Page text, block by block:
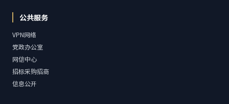
公共服务
VPN网络
党政办公室
网信中心
招标采购招商
信息公开